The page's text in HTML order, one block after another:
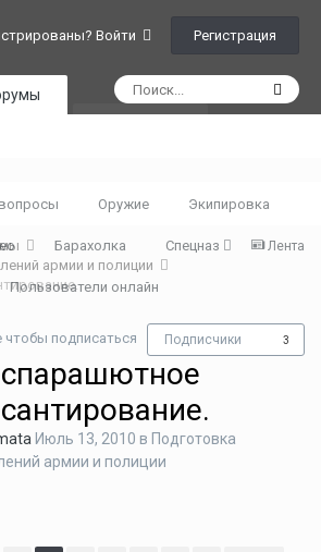
Войти Регистрация
Оружие Экипировка
Барахолка Спецназ
Пользователи онлайн
Лента
армии и полиции
чтобы подписаться Подписчики 3
Июль 13, 2010 в Подготовка
армии и полиции